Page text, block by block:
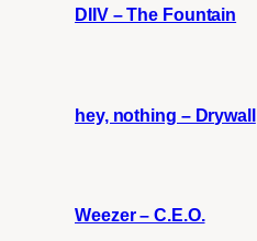
DIIV – The Fountain
hey, nothing – Drywall
Weezer – C.E.O.